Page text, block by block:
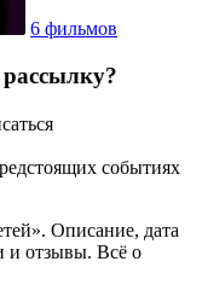
6 фильмов
событиях
Описание, дата
и отзывы. Всё о